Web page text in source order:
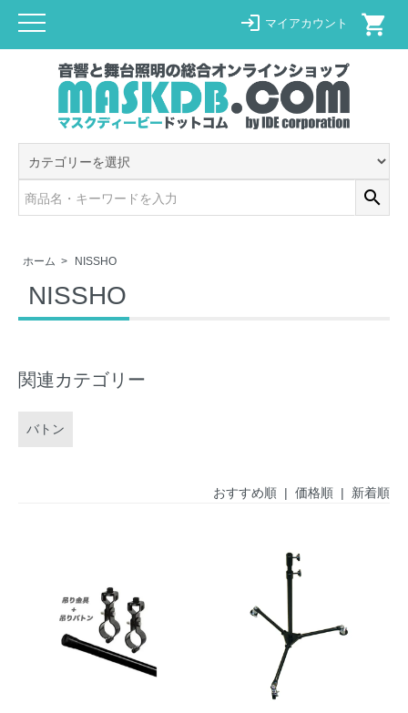
login マイアカウント shopping_cart
search
ホーム > NISSHO
NISSHO
関連カテゴリー
バトン
おすすめ順 | 価格順 | 新着順